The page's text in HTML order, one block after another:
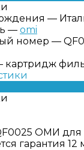
—
— omi
номер —
картридж
ОМИ для
гарантия 12